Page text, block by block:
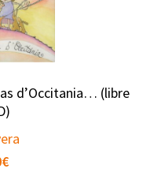
d’Occitania… (libre
€